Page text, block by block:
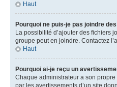
Haut
Pourquoi ne puis-je pas joindre
La possibilité d’ajouter des fichiers
groupe peut en joindre. Contactez
Haut
Pourquoi ai-je reçu un
Chaque administrateur a son
par les avertissements d’un site